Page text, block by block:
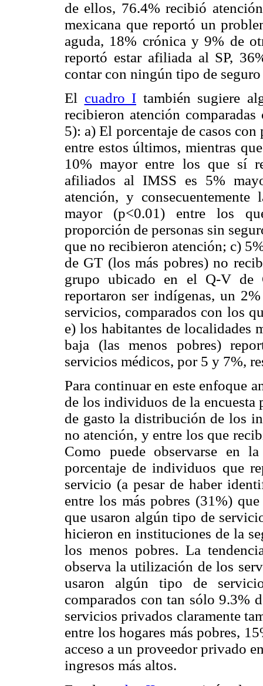
de ellos, 76.4% recibió
mexicana que reportó un
aguda, 18% crónica y 9% de
reportó estar afiliada al SP,
contar con ningún tipo de
El cuadro I también sugiere
recibieron atención
5): a) El porcentaje de casos
entre estos últimos, mientras
10% mayor entre los que sí
afiliados al IMSS es 5%
atención, y
mayor (p<0.01) entre los
proporción de personas sin
que no recibieron atención; c)
de GT (los más pobres) no
grupo ubicado en el Q-V de
reportaron ser indígenas, un
servicios, comparados con los
e) los habitantes de localidades
baja (las menos pobres)
servicios médicos, por 5 y 7%,
Para continuar en este enfoque
de los individuos de la
de gasto la distribución de los
no atención, y entre los que
Como puede observarse en
porcentaje de individuos que
servicio (a pesar de haber
entre los más pobres (31%)
que usaron algún tipo de
hicieron en instituciones de la
los menos pobres. La
observa la utilización de los
usaron algún tipo de
comparados con tan sólo 9.3%
servicios privados claramente
entre los hogares más pobres,
acceso a un proveedor privado
ingresos más altos.